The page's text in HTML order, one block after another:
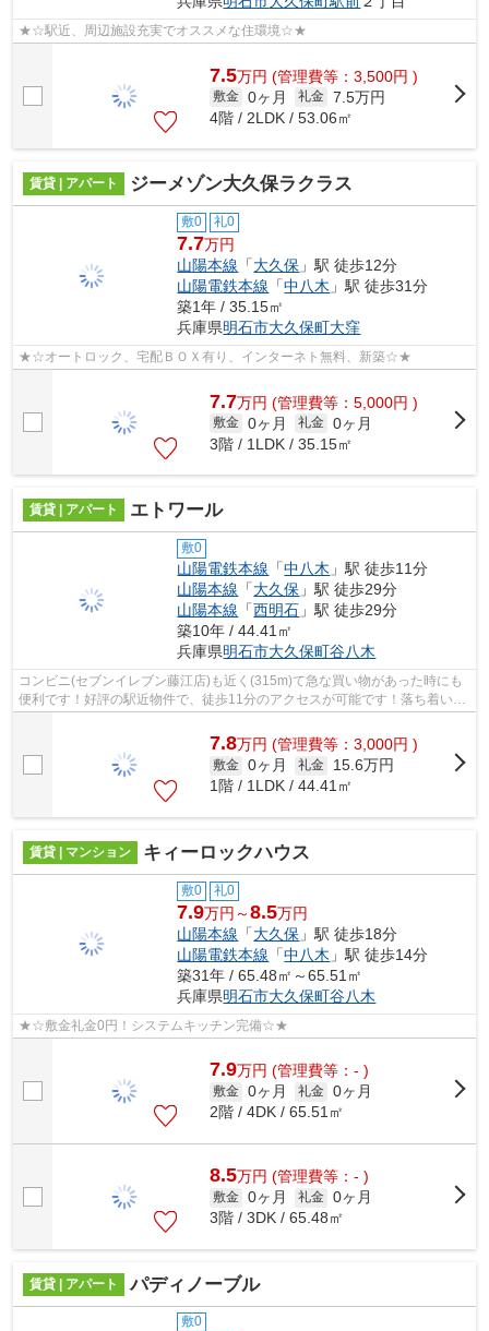
★☆駅近、周辺施設充実でオススメな住環境☆★
7.5万円 (管理費等：3,500円 )
敷金 0ヶ月 礼金 7.5万円
4階 / 2LDK / 53.06㎡
賃貸 | アパート ジーメゾン大久保ラクラス
敷0 礼0
7.7万円
山陽本線 「大久保 」駅 徒歩12分
山陽電鉄本線 「中八木 」駅 徒歩31分
築1年 / 35.15㎡
兵庫県明石市大久保町大窪
★☆オートロック、宅配ＢＯＸ有り、インターネト無料、新築☆★
7.7万円 (管理費等：5,000円 )
敷金 0ヶ月 礼金 0ヶ月
3階 / 1LDK / 35.15㎡
賃貸 | アパート エトワール
敷0
山陽電鉄本線 「中八木 」駅 徒歩11分
山陽本線 「大久保 」駅 徒歩29分
山陽本線 「西明石 」駅 徒歩29分
築10年 / 44.41㎡
兵庫県明石市大久保町谷八木
コンビニ(セブンイレブン藤江店)も近く(315m)て急な買い物があった時にも
便利です！好評の駅近物件で、徒歩11分のアクセスが可能です！落ち着いた
街並みが魅力のアパートはこちらです...
7.8万円 (管理費等：3,000円 )
敷金 0ヶ月 礼金
15.6万円
1階 / 1LDK / 44.41㎡
賃貸 | マンション キィーロックハウス
敷0 礼0
7.9万円～8.5万円
山陽本線 「大久保 」駅 徒歩18分
山陽電鉄本線 「中八木 」駅 徒歩14分
築31年 / 65.48㎡～65.51㎡
兵庫県明石市大久保町谷八木
★☆敷金礼金0円！システムキッチン完備☆★
7.9万円 (管理費等：- )
敷金 0ヶ月 礼金 0ヶ月
2階 / 4DK / 65.51㎡
8.5万円 (管理費等：- )
敷金 0ヶ月 礼金 0ヶ月
3階 / 3DK / 65.48㎡
賃貸 | アパート パディノーブル
敷0